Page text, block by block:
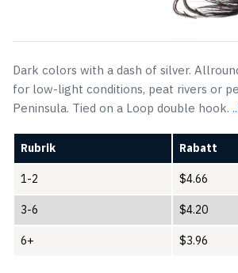
Dark colors with a dash of silver.
for low-light conditions, peat rivers or
Peninsula. Tied on a Loop double hook.
Rubrik Rabatt
1-2 $4.66
3-6 $4.20
6+ $3.96